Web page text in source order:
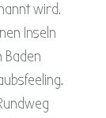
wird.
Inseln
Baden